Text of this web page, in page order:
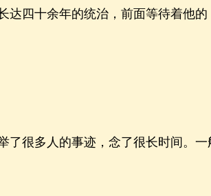
四十余年的统治，前面等待着他的
很多人的事迹，念了很长时间。一